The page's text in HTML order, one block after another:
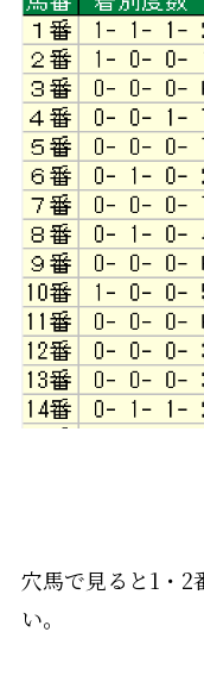
穴馬で見ると1・2
い。